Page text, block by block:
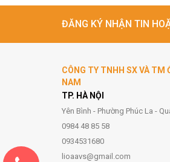
ĐĂNG KÝ NHẬN TIN
CÔNG TY TNHH SX VÀ TM
NAM
TP. HÀ NỘI
Yên Bình - Phường Phúc La -
0984 48 85 58
0934531680
lioaavs@gmail.com